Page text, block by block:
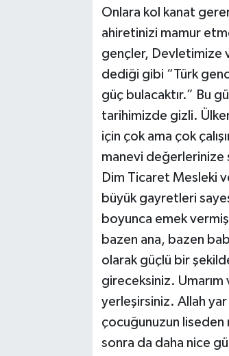
Onlara kol kanat
ahiretinizi mamur
gençler, Devletimize
dediği gibi “Türk
güç bulacaktır.” Bu
tarihimizde gizli.
için çok ama çok
manevi değerlerinize
Dim Ticaret Mesleki
büyük gayretleri
boyunca emek
bazen ana, bazen
olarak güçlü bir şekilde
gireceksiniz.
yerleşirsiniz. Allah yar
çocuğunuzun liseden
sonra da daha nice